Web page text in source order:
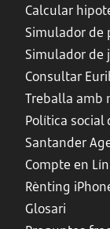
Calcular
Simulador de
Simulador de
Consultar
Treballa amb
Política social
Santander
Compte en
Rènting
Glosari